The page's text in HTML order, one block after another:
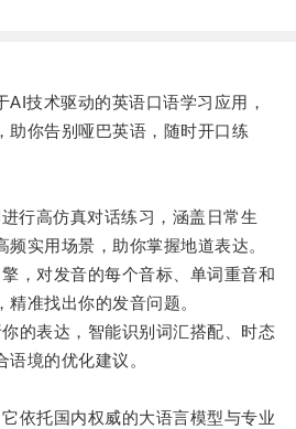
AI技术驱动的英语口语学习应用，
助你告别哑巴英语，随时开口练
行高仿真对话练习，涵盖日常生
实用场景，助你掌握地道表达。
，对发音的每个音标、单词重音和
准找出你的发音问题。
的表达，智能识别词汇搭配、时态
境的优化建议。
依托国内权威的大语言模型与专业